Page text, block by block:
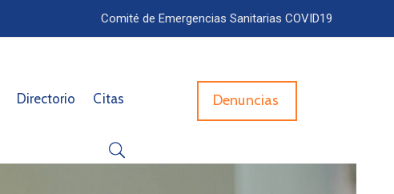
Comité de Emergencias Sanitarias COVID19
Directorio Citas Denuncias